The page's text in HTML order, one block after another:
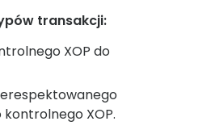
transakcji:
XOP do
XOP.